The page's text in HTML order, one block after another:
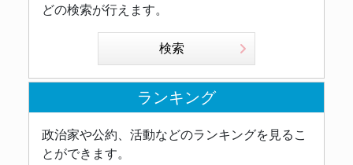
どの検索が行えます。
検索
ランキング
政治家や公約、活動などのランキングを見るこ
とができます。